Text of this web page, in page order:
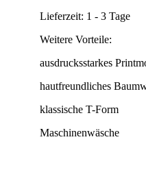
Lieferzeit: 1 - 3 Tage
Weitere Vorteile:
ausdrucksstarkes
hautfreundliches
klassische T-Form
Maschinenwäsche